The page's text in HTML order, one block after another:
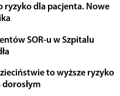
ryzyko dla pacjenta. Nowe
SOR-u w Szpitalu
to wyższe ryzyko